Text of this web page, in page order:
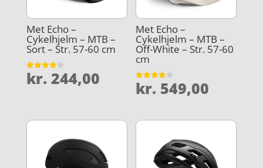
Met Echo –
Cykelhjelm – MTB –
Sort – Str. 57-60 cm
Vurderet
4.2
kr. 244,00
Met Echo –
Cykelhjelm – MTB –
Off-White – Str. 57-60
cm
Vurderet
3.9
kr. 549,00